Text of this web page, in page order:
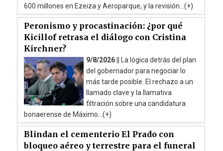
600 millones en Ezeiza y Aeroparque, y la revisión...(+)
Peronismo y procastinación: ¿por qué
Kicillof retrasa el diálogo con Cristina
Kirchner?
9/8/2026 ||
La lógica detrás del plan
del gobernador para negociar lo
más tarde posible. El rechazo a un
llamado clave y la llamativa
filtración sobre una candidatura
bonaerense de Máximo...(+)
Blindan el cementerio El Prado con
bloqueo aéreo y terrestre para el funeral